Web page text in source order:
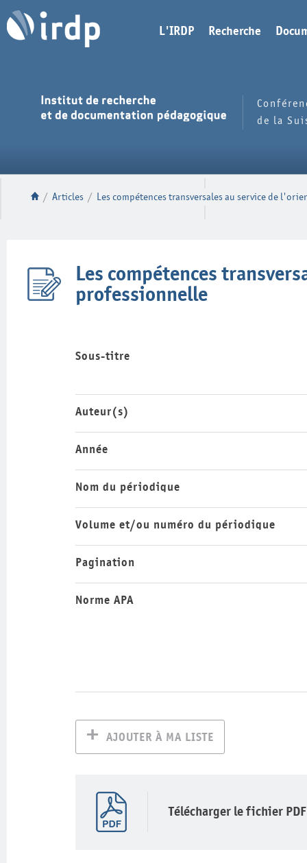
L'IRDP Recherche
de la
/ Articles / Les compétences transversales au service de
Les compétences
professionnelle
Sous-titre
Auteur(s)
Année
Nom du périodique
Volume et/ou numéro du périodique
Pagination
Norme APA
AJOUTER À MA LISTE
Télécharger le fichier PDF